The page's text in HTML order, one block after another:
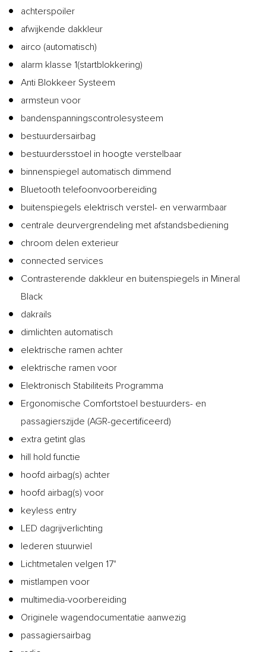
achterspoiler
afwijkende dakkleur
airco (automatisch)
alarm klasse 1(startblokkering)
Anti Blokkeer Systeem
armsteun voor
bandenspanningscontrolesysteem
bestuurdersairbag
bestuurdersstoel in hoogte verstelbaar
binnenspiegel automatisch dimmend
Bluetooth telefoonvoorbereiding
buitenspiegels elektrisch verstel- en verwarmbaar
centrale deurvergrendeling met afstandsbediening
chroom delen exterieur
connected services
Contrasterende dakkleur en buitenspiegels in Mineral
Black
dakrails
dimlichten automatisch
elektrische ramen achter
elektrische ramen voor
Elektronisch Stabiliteits Programma
Ergonomische Comfortstoel bestuurders- en
passagierszijde (AGR-gecertificeerd)
extra getint glas
hill hold functie
hoofd airbag(s) achter
hoofd airbag(s) voor
keyless entry
LED dagrijverlichting
lederen stuurwiel
Lichtmetalen velgen 17"
mistlampen voor
multimedia-voorbereiding
Originele wagendocumentatie aanwezig
passagiersairbag